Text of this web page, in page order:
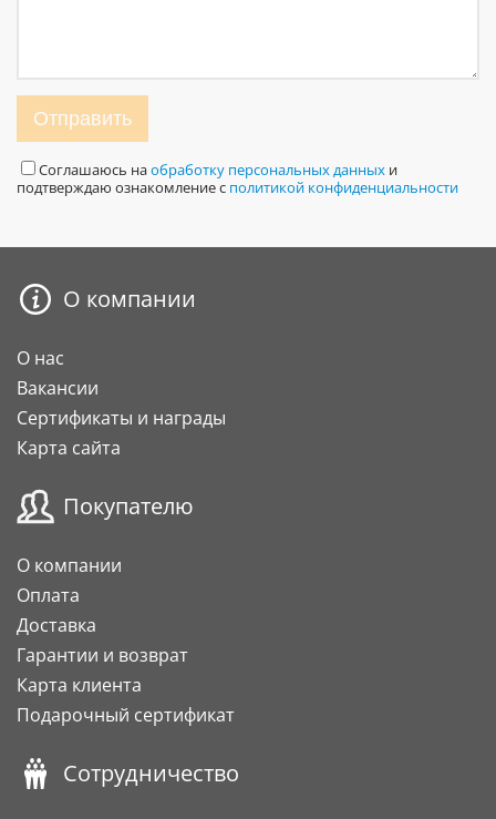
Отправить
Соглашаюсь наобработку персональных данных и
подтверждаю ознакомление с политикой конфиденциальности
О компании
О нас
Вакансии
Сертификаты и награды
Карта сайта
Покупателю
О компании
Оплата
Доставка
Гарантии и возврат
Карта клиента
Подарочный сертификат
Сотрудничество